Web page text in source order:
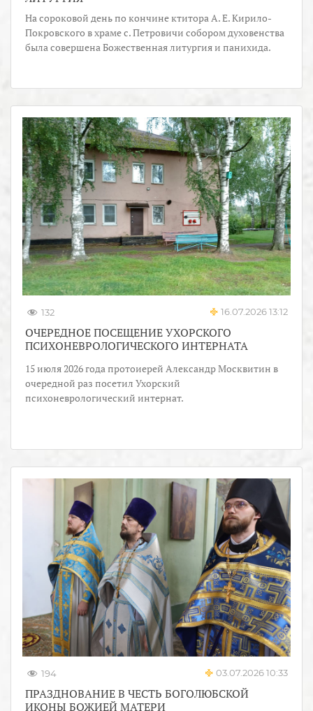
На сороковой день по кончине ктитора А. Е. Кирило-
Покровского в храме с. Петровичи собором духовенства
была совершена Божественная литургия и панихида.
132 16.07.2026 13:12
ОЧЕРЕДНОЕ ПОСЕЩЕНИЕ УХОРСКОГО
ПСИХОНЕВРОЛОГИЧЕСКОГО ИНТЕРНАТА
15 июля 2026 года протоиерей Александр Москвитин в
очередной раз посетил Ухорский
психоневрологический интернат.
194 03.07.2026 10:33
ПРАЗДНОВАНИЕ В ЧЕСТЬ БОГОЛЮБСКОЙ
ИКОНЫ БОЖИЕЙ МАТЕРИ